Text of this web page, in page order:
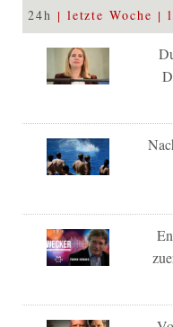
24h letzte Woche